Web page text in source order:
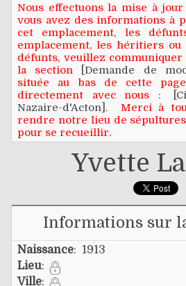
Nous effectuons la mise à
vous avez des informations à
cet emplacement, les
emplacement, les héritiers ou
défunts, veuillez
la section
[Demande de
située au bas de cette
directement avec nous :
Nazaire-d'Acton] . Merci à
rendre notre lieu de
pour se recueillir.
Yvette
Informations sur
Naissance: 1913
Lieu:
Ville: